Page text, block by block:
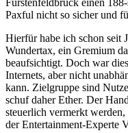
Fürstenfeldbruck einen
Paxful nicht so sicher und
Hierfür habe ich schon seit
Wundertax, ein Gremium
beaufsichtigt. Doch war
Internets, aber nicht
kann. Zielgruppe sind
schuf daher Ether. Der
steuerlich vermerkt
der Entertainment-Experte